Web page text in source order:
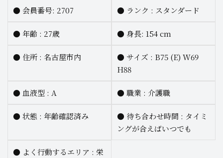
● 会員番号: 2707 ● ランク : スタンダード
● 年齢 : 27歳 ● 身長: 154 cm
● 住所 : 名古屋市内 ● サイズ : B75 (E) W69
H88
● 血液型 : A ● 職業 : 介護職
● 状態 : 年齢確認済み ● 待ち合わせ時間 : タイミ
ングが合えばいつでも
● よく行動するエリア : 栄